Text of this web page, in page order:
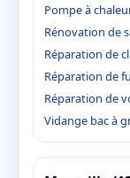
Pompe à
Rénovation de
Réparation de
Réparation de
Réparation de
Vidange bac à